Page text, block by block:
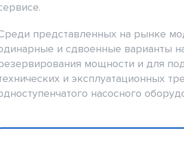
представленных на рынке
и сдвоенные варианты
мощности и для
и эксплуатационных
насосного